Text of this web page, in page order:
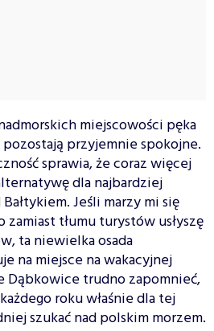
miejscowości pęka
przyjemnie spokojne.
sprawia, że coraz więcej
dla najbardziej
Jeśli marzy mi się
tłumu turystów usłyszę
ta niewielka osada
na miejsce na wakacyjnej
Dąbkowice trudno zapomnieć,
roku właśnie dla tej
szukać nad polskim morzem.